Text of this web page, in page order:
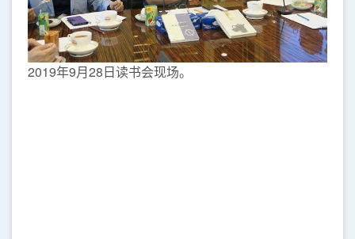
2019年9月28日读书会现场。